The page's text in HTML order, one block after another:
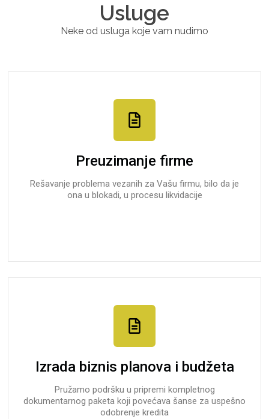
Usluge
Neke od usluga koje vam nudimo
Preuzimanje firme
Rešavanje problema vezanih za Vašu firmu, bilo da je
ona u blokadi, u procesu likvidacije
Izrada biznis planova i budžeta
Pružamo podršku u pripremi kompletnog
dokumentarnog paketa koji povećava šanse za uspešno
odobrenje kredita